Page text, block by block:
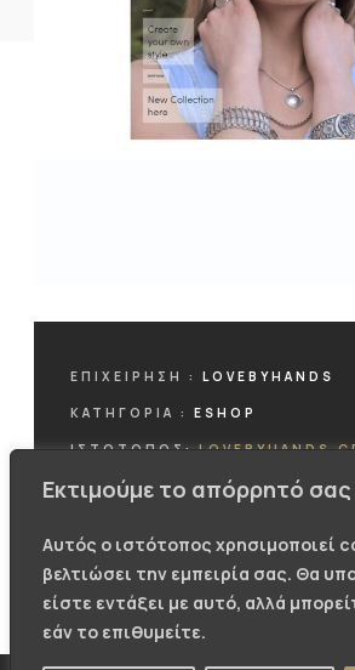
Εκτιμούμε το απόρρητό σας
Αυτός ο ιστότοπος χρησιμοποιεί
βελτιώσει την εμπειρία σας. Θα
είστε εντάξει με αυτό, αλλά
εάν το επιθυμείτε.
ΕΠΙΧΕΊΡΗΣΗ : LOVEBYHANDS
ΚΑΤΗΓΟΡΊΑ : ESHOP
ΙΣΤΟΤΟΠΟΣ:
ΕΠΙΣΚΕΦΤΕΙΤΕ ΤO ESHOP